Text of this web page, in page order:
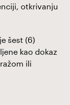
otkrivanju
šest (6)
kao dokaz
ili